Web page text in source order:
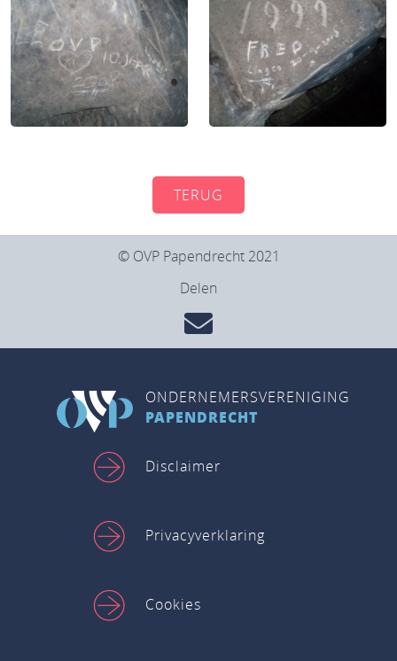
TERUG
© OVP Papendrecht 2021
Delen
ONDERNEMERSVERENIGING
PAPENDRECHT
Disclaimer
Privacyverklaring
Cookies